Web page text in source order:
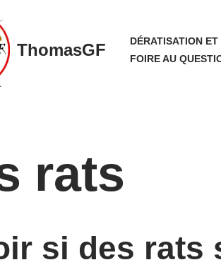
ThomasGF DÉRATISATION
FOIRE AU
rats
si des rats